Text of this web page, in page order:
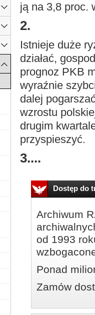
ją na 3,8 proc.
2.
Istnieje duże
działać,
prognoz PKB
wyraźnie
dalej
wzrostu
drugim
przyspieszyć.
3....
Dostęp do
Archiwum
od 1993
Ponad
Zamów